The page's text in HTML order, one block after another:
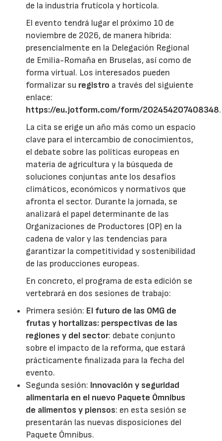
de la industria frutícola y hortícola.
El evento tendrá lugar el próximo 10 de
noviembre de 2026, de manera híbrida:
presencialmente en la Delegación Regional
de Emilia-Romaña en Bruselas, así como de
forma virtual. Los interesados pueden
formalizar su registro a través del siguiente
enlace:
https://eu.jotform.com/form/202454207408348.
La cita se erige un año más como un espacio
clave para el intercambio de conocimientos,
el debate sobre las políticas europeas en
materia de agricultura y la búsqueda de
soluciones conjuntas ante los desafíos
climáticos, económicos y normativos que
afronta el sector. Durante la jornada, se
analizará el papel determinante de las
Organizaciones de Productores (OP) en la
cadena de valor y las tendencias para
garantizar la competitividad y sostenibilidad
de las producciones europeas.
En concreto, el programa de esta edición se
vertebrará en dos sesiones de trabajo:
Primera sesión: El futuro de las OMG de
frutas y hortalizas: perspectivas de las
regiones y del sector: debate conjunto
sobre el impacto de la reforma, que estará
prácticamente finalizada para la fecha del
evento.
Segunda sesión: Innovación y seguridad
alimentaria en el nuevo Paquete Ómnibus
de alimentos y piensos: en esta sesión se
presentarán las nuevas disposiciones del
Paquete Ómnibus.